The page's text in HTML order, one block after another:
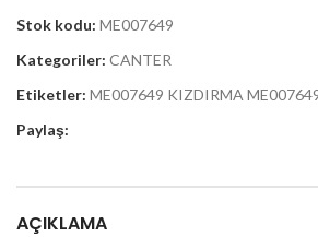
Stok kodu: ME007649
Kategoriler: CANTER
Etiketler: ME007649 KIZDIRMA
Paylaş:
AÇIKLAMA